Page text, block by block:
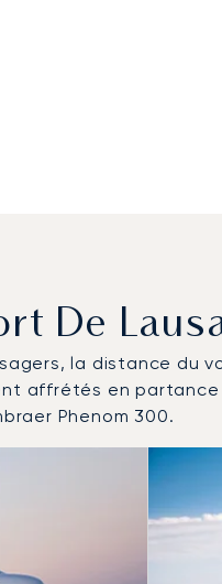
De
la distance du
affrétés en
Phenom 300.
mouvements en 2025